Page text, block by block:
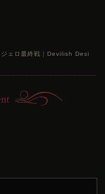
ジェロ最終戦｜Devilish Desi